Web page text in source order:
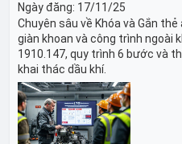
Ngày đăng: 17/11/25
Chuyên sâu về Khóa và Gắn
giàn khoan và công trình ngoài
1910.147, quy trình 6 bước và
khai thác dầu khí.